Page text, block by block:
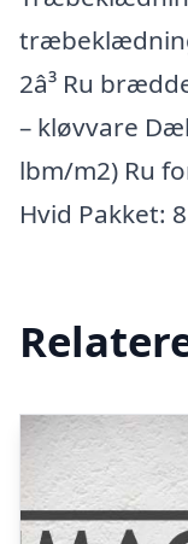
2â³ Ru
– kløvvare
lbm/m2) Ru
Hvid Pakket: 8